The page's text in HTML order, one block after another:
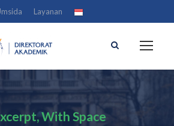
Layanan
With Space